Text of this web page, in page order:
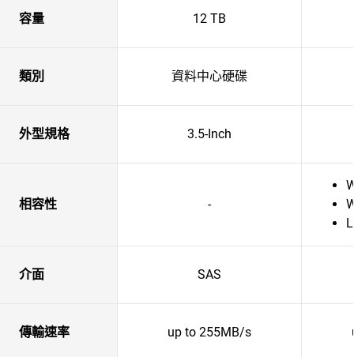
容量 12 TB
類別 資料中心硬碟
外型規格 3.5-Inch
相容性 -
介面 SAS
傳輸速率 up to 255MB/s